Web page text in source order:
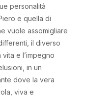
personalità
e quella di
vuole assomigliare
il diverso
e l’impegno
in un
dove la vera
viva e